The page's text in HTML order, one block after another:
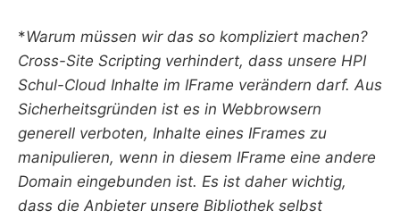
*Warum müssen wir das so kompliziert machen?
Cross-Site Scripting verhindert, dass unsere HPI
Schul-Cloud Inhalte im IFrame verändern darf. Aus
Sicherheitsgründen ist es in Webbrowsern
generell verboten, Inhalte eines IFrames zu
manipulieren, wenn in diesem IFrame eine andere
Domain eingebunden ist. Es ist daher wichtig,
dass die Anbieter unsere Bibliothek selbst